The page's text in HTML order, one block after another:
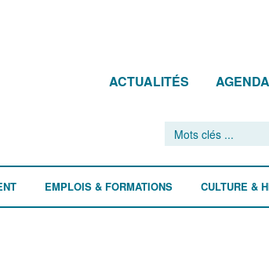
ACTUALITÉS AGENDA
EMPLOIS & FORMATIONS CULTURE &